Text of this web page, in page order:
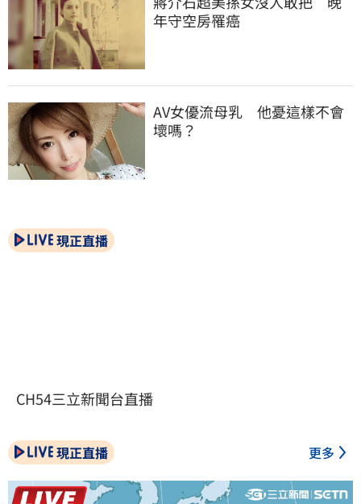
年守空房罹癌
AV女優流母乳　他憂這樣不會
壞嗎？
現正直播
CH54三立新聞台直播
現正直播 更多